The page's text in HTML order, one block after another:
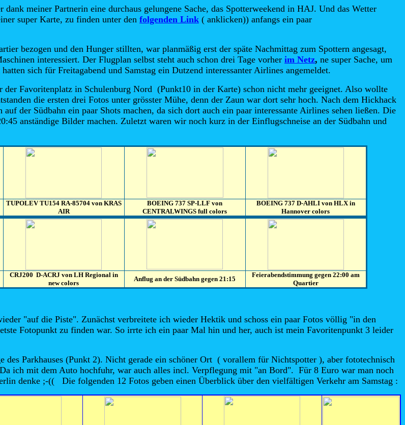
meiner Partnerin eine durchaus gelungene Sache, das Spotterweekend in HAJ. Und das Wetter
super Karte, zu finden unter den folgenden Link ( anklicken)) anfangs ein paar
bezogen und den Hunger stillten, war planmäßig erst der späte Nachmittag zum Spottern angesagt,
interessiert. Der Flugplan selbst steht auch schon drei Tage vorher im Netz, ne super Sache, um
sich für Freitagabend und Samstag ein Dutzend interessanter Airlines angemeldet.
Favoritenplatz in Schulenburg Nord (Punkt10 in der Karte) schon nicht mehr geeignet. Also wollte
die ersten drei Fotos unter grösster Mühe, denn der Zaun war dort sehr hoch. Nach dem Hickhack
der Südbahn ein paar Shots machen, da sich dort auch ein paar interessante Airlines sehen ließen. Die
anständige Bilder machen. Zuletzt waren wir noch kurz in der Einflugschneise an der Südbahn und
TUPOLEV TU154 RA-85704 von KRAS
AIR
BOEING 737 SP-LLF von
CENTRALWINGS full colors
BOEING 737 D-AHLI von HLX in
Hannover colors
CRJ200 D-ACRJ von LH Regional in
new colors
Anflug an der Südbahn gegen 21:15
Feierabendstimmung gegen 22:00 am
Quartier
"auf die Piste". Zunächst verbreitete ich wieder Hektik und schoss ein paar Fotos völlig "in den
Fotopunkt zu finden war. So irrte ich ein paar Mal hin und her, auch ist mein Favoritenpunkt 3 leider
des Parkhauses (Punkt 2). Nicht gerade ein schöner Ort ( vorallem für Nichtspotter ), aber fototechnisch
ich mit dem Auto hochfuhr, war auch alles incl. Verpflegung mit "an Bord". Für 8 Euro war man noch
denke ;-(( Die folgenden 12 Fotos geben einen Überblick über den vielfältigen Verkehr am Samstag :